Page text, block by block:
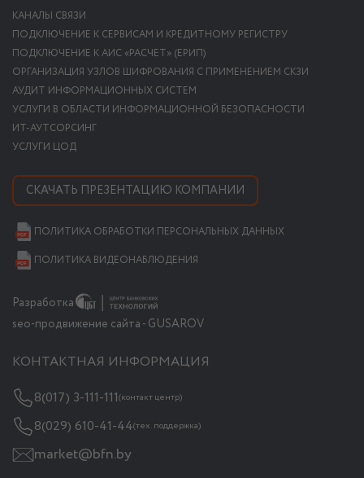
КАНАЛЫ СВЯЗИ
ПОДКЛЮЧЕНИЕ К СЕРВИСАМ И КРЕДИТНОМУ РЕГИСТРУ
ПОДКЛЮЧЕНИЕ К АИС «РАСЧЕТ» (ЕРИП)
ОРГАНИЗАЦИЯ УЗЛОВ ШИФРОВАНИЯ С ПРИМЕНЕНИЕМ СКЗИ
АУДИТ ИНФОРМАЦИОННЫХ СИСТЕМ
УСЛУГИ В ОБЛАСТИ ИНФОРМАЦИОННОЙ БЕЗОПАСНОСТИ
ИТ-АУТСОРСИНГ
УСЛУГИ ЦОД
СКАЧАТЬ ПРЕЗЕНТАЦИЮ КОМПАНИИ
ПОЛИТИКА ОБРАБОТКИ ПЕРСОНАЛЬНЫХ ДАННЫХ
ПОЛИТИКА ВИДЕОНАБЛЮДЕНИЯ
Разработка
seo-продвижение сайта - GUSAROV
КОНТАКТНАЯ ИНФОРМАЦИЯ
8(017) 3-111-111(контакт центр)
8(029) 610-41-44(тех. поддержка)
market@bfn.by